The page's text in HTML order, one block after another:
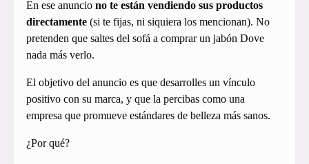
En ese anuncio no te están vendiendo sus productos
directamente (si te fijas, ni siquiera los mencionan). No
pretenden que saltes del sofá a comprar un jabón Dove
nada más verlo.
El objetivo del anuncio es que desarrolles un vínculo
positivo con su marca, y que la percibas como una
empresa que promueve estándares de belleza más sanos.
¿Por qué?